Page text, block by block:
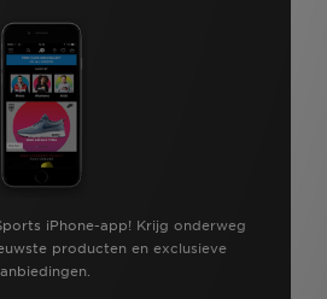
iPhone-app! Krijg onderweg
producten en exclusieve